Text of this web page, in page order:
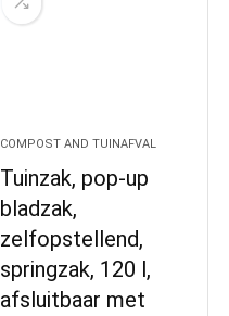
COMPOST AND TUINAFVAL
Tuinzak, pop-up
bladzak,
zelfopstellend,
springzak, 120 l,
afsluitbaar met